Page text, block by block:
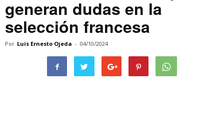
generan dudas en la
selección francesa
Por Luis Ernesto Ojeda - 04/10/2024